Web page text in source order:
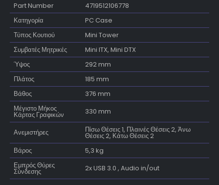
Part Number
4719512106778
Κατηγορία
PC Case
Τύπος Κουτιού
Mini Tower
Συμβατές Μητρικές
Mini ITX, Mini DTX
Ύψος
292 mm
Πλάτος
185 mm
Βάθος
376 mm
Μέγιστο Μήκος
Κάρτας Γραφικών 330 mm
Ανεμιστήρες Πίσω Θέσεις 1, Πλαινές Θέσεις 2, Άνω
Θέσεις 2, Κάτω Θέσεις 2
Βάρος
5,3 kg
Εμπρός Θύρες
Σύνδεσης 2x USB 3.0 , Audio in/out